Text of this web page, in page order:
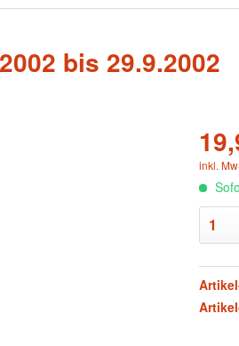
bis 29.9.2002
inkl.